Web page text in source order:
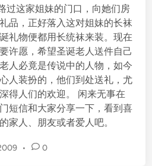
过这家姐妹的门口，向她们房
品，正好落入这对姐妹的长袜
礼物便都用长统袜来装。现在
许愿，希望圣诞老人送件自己
人必竟是传说中的人物，如今
人装扮的，他们到处送礼，尤
得人们的欢迎。 闲来无事在
短信和大家分享一下，看到喜
家人、朋友或者爱人吧。
• 0